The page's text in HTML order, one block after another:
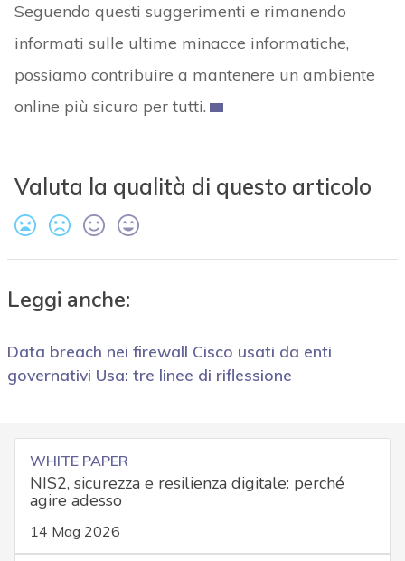
Seguendo questi suggerimenti e rimanendo
informati sulle ultime minacce informatiche,
possiamo contribuire a mantenere un ambiente
online più sicuro per tutti.
Valuta la qualità di questo articolo
Leggi anche:
Data breach nei firewall Cisco usati da enti
governativi Usa: tre linee di riflessione
WHITE PAPER
NIS2, sicurezza e resilienza digitale: perché
agire adesso
14 Mag 2026